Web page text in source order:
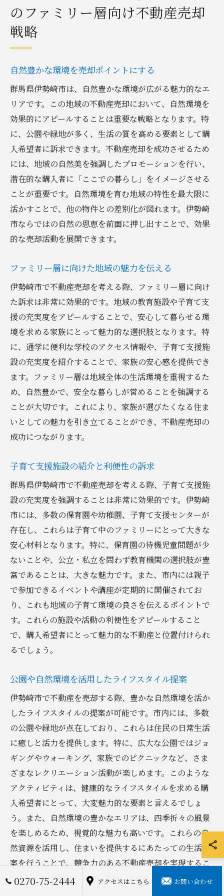
のファミリー層向け不動産売却
戦略
自然豊かな環境を売却ポイントにする
群馬県伊勢崎市は、自然豊かな環境が広がる魅力的なエ
リアです。この地域の不動産売却において、自然環境を
効果的にアピールすることは重要な戦略となります。特
に、公園や緑地が多く、生活の質を高める要素として購
入希望者に訴求できます。不動産売却を成功させるため
には、地域の自然美を強調したプロモーションを行い、
潜在的な購入者に「ここでの暮らし」をイメージさせる
ことが重要です。自然環境を育む地域の特性を最大限に
活かすことで、他の物件との差別化が図れます。伊勢崎
市ならではの自然の恩恵を前面に押し出すことで、効果
的な売却活動を展開できます。
ファミリー層に向けた地域の魅力を伝える
伊勢崎市で不動産売却を考える際、ファミリー層に向け
た訴求は非常に効果的です。地域の教育施設や子育て支
援の充実度をアピールすることで、安心して暮らせる環
境を求める家族にとって魅力的な選択肢となります。特
に、通学に便利な学校のアクセス情報や、子育て支援施
設の充実度を紹介することで、家族の安心感を提供でき
ます。ファミリー層は地域全体の生活環境を重視するた
め、自然豊かで、安全な暮らしが営めることを強調する
ことが大切です。これにより、家族が選びたくなる住ま
いとしての魅力を引き立てることができ、不動産売却の
成功につながります。
子育て支援施設の紹介と利便性の訴求
群馬県伊勢崎市で不動産売却を考える際、子育て支援施
設の充実度を強調することは非常に効果的です。伊勢崎
市には、多数の保育園や幼稚園、子育て支援センターが
存在し、これらは子育て中のファミリーにとって大きな
安心材料となります。特に、保育園の待機児童問題が少
ないことや、公立・私立を問わず教育機関の選択肢が豊
富であることは、大きな魅力です。また、市内には親子
で参加できるイベントや講座が定期的に開催されてお
り、これも地域の子育て環境の良さを伝えるポイントで
す。これらの施設や活動の利便性をアピールすること
で、購入希望者にとって魅力的な不動産と位置付けられ
るでしょう。
公園や自然環境を活用したライフスタイル提案
伊勢崎市で不動産を売却する際、豊かな自然環境を活か
したライフスタイルの提案が可能です。市内には、多数
の公園や緑地が点在しており、これらは住民の日常生活
に癒しと活力を提供します。特に、広大な公園ではジョ
ギングやウォーキング、家族でのピクニックなど、さま
ざまなレクリエーション活動が楽しめます。このような
アクティビティは、健康的なライフスタイルを求める購
入希望者にとって、大変魅力的な要素と言えるでしょ
う。また、自然環境の豊かなエリアは、四季折々の風景
を楽しめるため、視覚的な魅力も高いです。これらの自
然資源を活用し、住まいを提供するにあたっての生活提
案を行うことで、競争力のある不動産売却を実現するこ
とができます。
0270-75-2444 アクセスはこちら お問い合わせ